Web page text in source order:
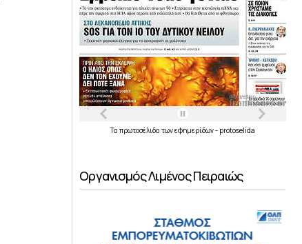
Τα πρωτοσέλιδα τωνεφημερίδων- protoselida
Οργανισμός Λιμένος Πειραιώς